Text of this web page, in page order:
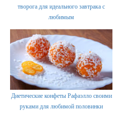
творога для идеального завтрака с
любимым
Диетические конфеты Рафаэлло своими
руками для любимой половинки